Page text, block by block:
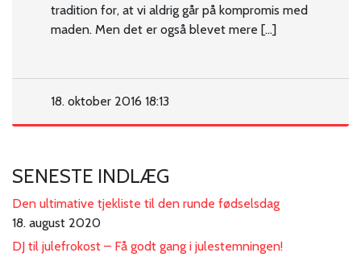
tradition for, at vi aldrig går på kompromis med
maden. Men det er også blevet mere […]
18. oktober 2016 18:13
SENESTE INDLÆG
Den ultimative tjekliste til den runde fødselsdag
18. august 2020
DJ til julefrokost – Få godt gang i julestemningen!